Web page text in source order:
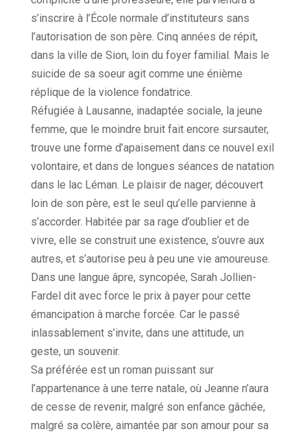
s’inscrire à l’École normale d’instituteurs sans
l’autorisation de son père. Cinq années de répit,
dans la ville de Sion, loin du foyer familial. Mais le
suicide de sa soeur agit comme une énième
réplique de la violence fondatrice.
Réfugiée à Lausanne, inadaptée sociale, la jeune
femme, que le moindre bruit fait encore sursauter,
trouve une forme d’apaisement dans ce nouvel exil
volontaire, et dans de longues séances de natation
dans le lac Léman. Le plaisir de nager, découvert
loin de son père, est le seul qu’elle parvienne à
s’accorder. Habitée par sa rage d’oublier et de
vivre, elle se construit une existence, s’ouvre aux
autres, et s’autorise peu à peu une vie amoureuse.
Dans une langue âpre, syncopée, Sarah Jollien-
Fardel dit avec force le prix à payer pour cette
émancipation à marche forcée. Car le passé
inlassablement s’invite, dans une attitude, un
geste, un souvenir.
Sa préférée est un roman puissant sur
l’appartenance à une terre natale, où Jeanne n’aura
de cesse de revenir, malgré son enfance gâchée,
malgré sa colère, aimantée par son amour pour sa